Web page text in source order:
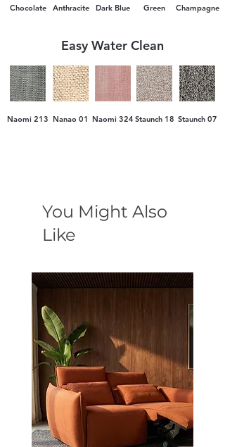
Dark Blue
Anthracite
Chocolate Green Champagne
Easy Water Clean
Staunch 07
Staunch 18
Naomi 324
Nanao 01
Naomi 213
You Might Also
Like